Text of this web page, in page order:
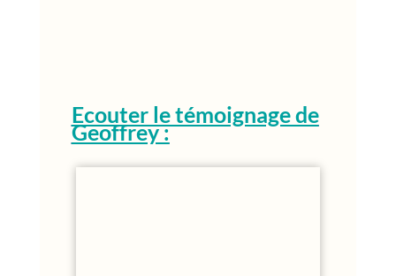
Ecouter le témoignage de
Geoffrey :